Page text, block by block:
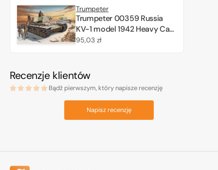
Trumpeter
Trumpeter 00359 Russia
KV-1 model 1942 Heavy Cast
Turret Tank 1/35
Cena
95,03 zł
Recenzje klientów
Bądź pierwszym, który napisze recenzję
Napisz recenzję